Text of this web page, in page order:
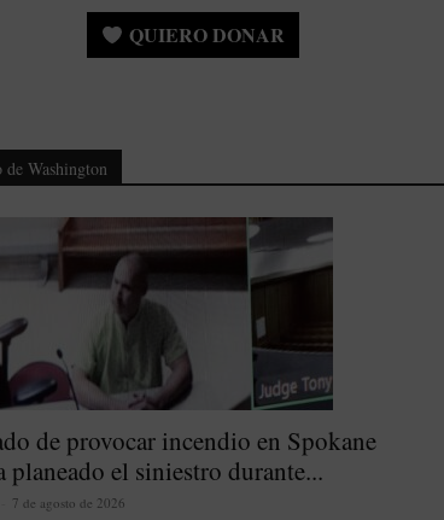
QUIERO DONAR
de Washington
de provocar incendio en Spokane
planeado el siniestro durante...
7 de agosto de 2026